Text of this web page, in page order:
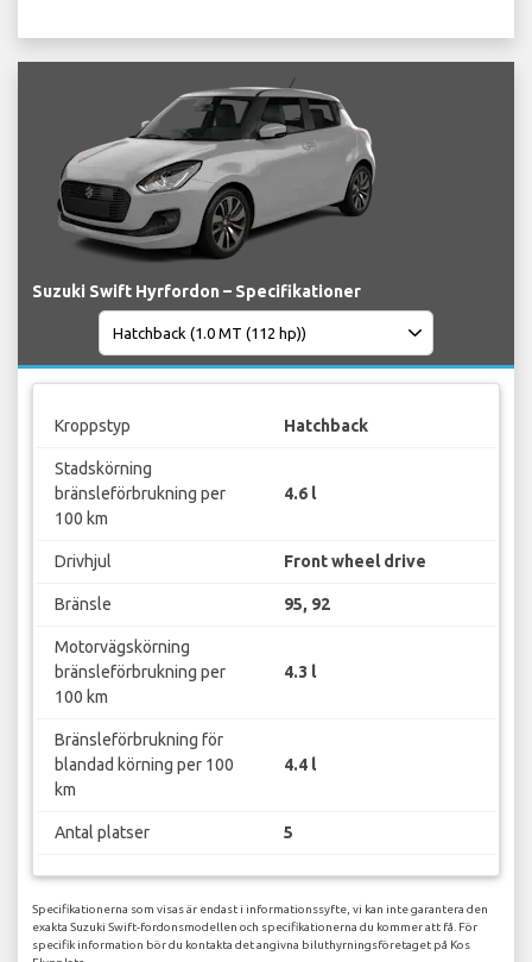
Suzuki Swift Hyrfordon – Specifikationer
Kroppstyp Hatchback
Stadskörning
bränsleförbrukning per
100 km
4.6 l
Drivhjul Front wheel drive
Bränsle 95, 92
Motorvägskörning
bränsleförbrukning per
100 km
4.3 l
Bränsleförbrukning för
blandad körning per 100
km
4.4 l
Antal platser 5
Specifikationerna som visas är endast i informationssyfte, vi kan inte garantera den
exakta Suzuki Swift-fordonsmodellen och specifikationerna du kommer att få. För
specifik information bör du kontakta det angivna biluthyrningsföretaget på Kos